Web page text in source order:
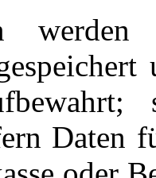
werden
Daten